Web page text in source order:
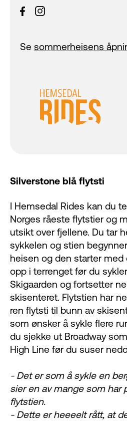
Silverstone blå flytsti
I Hemsedal Rides kan du
Norges råeste flytstier og
utsikt over fjellene. Du tar
sykkelen og stien
heisen og den starter med
opp i terrenget før du
Skigaarden og fortsetter
skisenteret. Flytstien har
ren flytsti til bunn av
som ønsker å sykle flere
du sjekke ut Broadway
High Line før du suser
- Det er som å sykle en
sier en av mange som har
flytstien.
- Dette er heeeelt rått, at
Se sommerheisens